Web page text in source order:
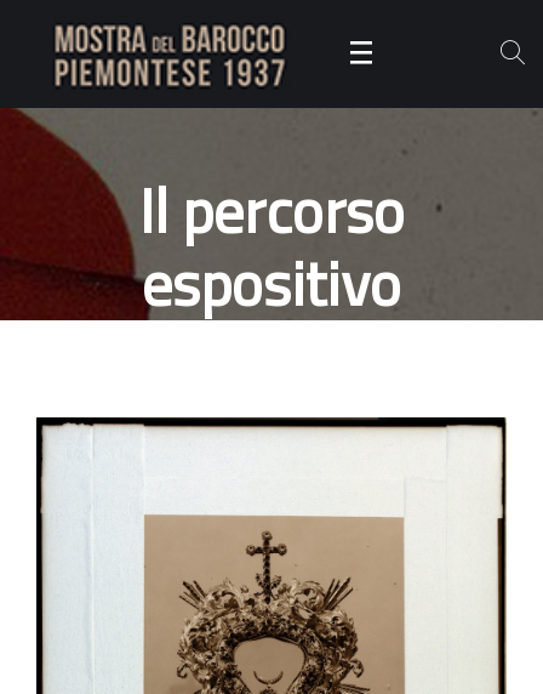
Il percorso
espositivo